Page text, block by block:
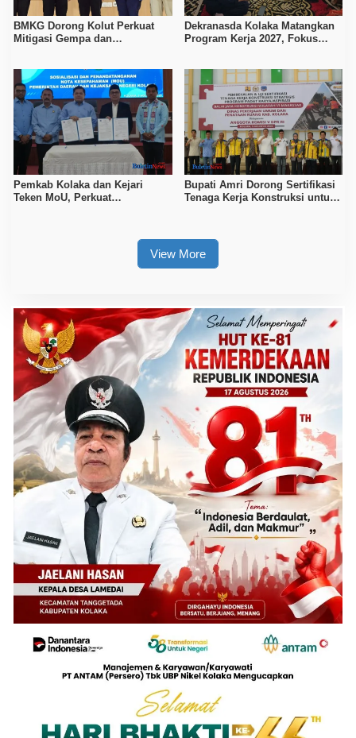
BMKG Dorong Kolut Perkuat
Mitigasi Gempa dan
Dekranasda Kolaka Matangkan
Program Kerja 2027, Fokus
Pemkab Kolaka dan Kejari
Teken MoU, Perkuat
Bupati Amri Dorong Sertifikasi
Tenaga Kerja Konstruksi untuk
View More